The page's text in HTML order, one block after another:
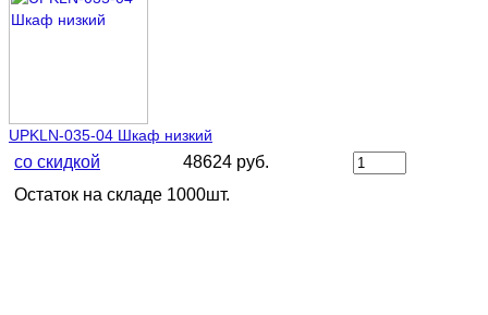
UPKLN-035-04 Шкаф низкий
со скидкой
48624 руб.
Остаток на складе 1000шт.